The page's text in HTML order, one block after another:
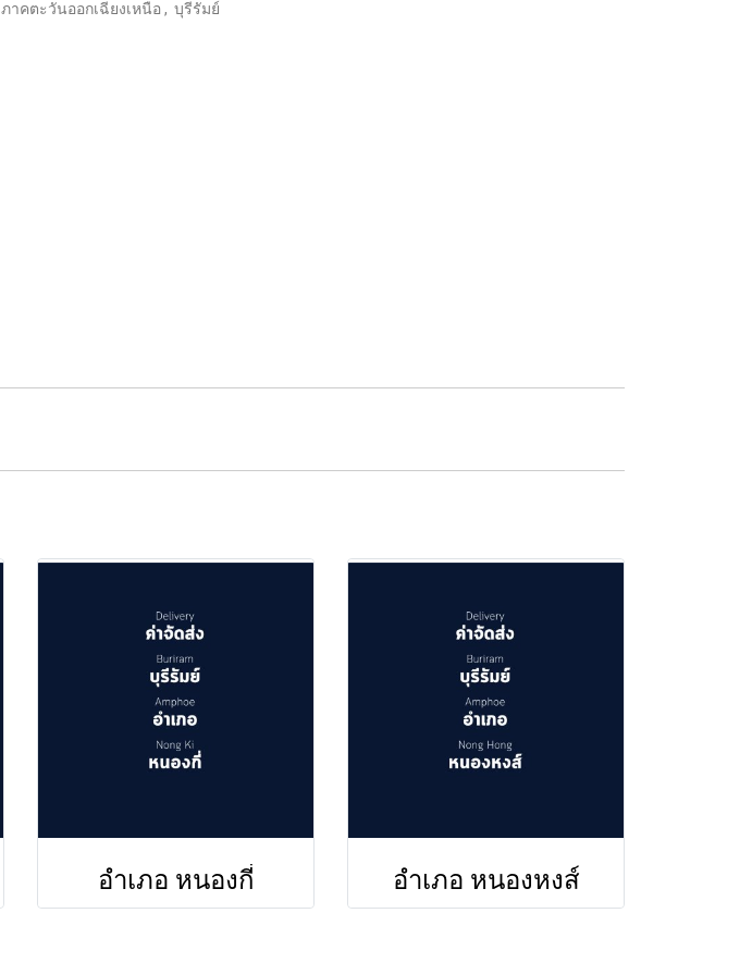
ภาคตะวันออกเฉียงเหนือ , บุรีรัมย์
อำเภอ หนองกี่ อำเภอ หนองหงส์